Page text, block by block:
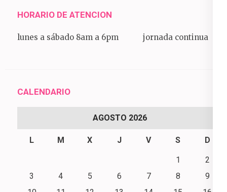
HORARIO DE ATENCION
lunes a sábado 8am a 6pm jornada continua
CALENDARIO
AGOSTO 2026
L M X J V S D
1
2
3
4 5 6 7 8
9